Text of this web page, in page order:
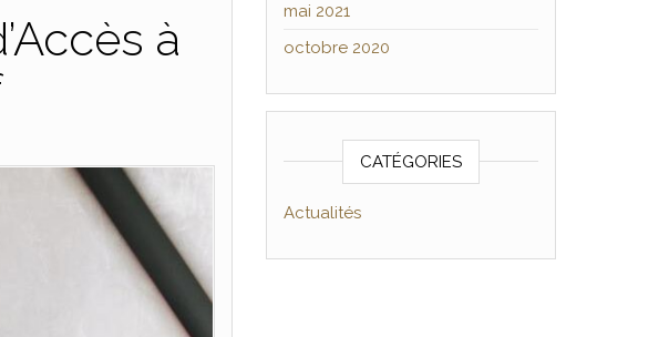
à
mai 2021
octobre 2020
CATÉGORIES
Actualités